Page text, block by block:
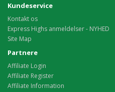
Kundeservice
Kontakt os
Express Highs anmeldelser - NYHED
Site Map
Partnere
Affiliate Login
Affiliate Register
Affiliate Information